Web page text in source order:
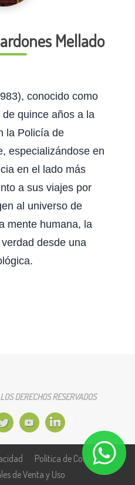
Mellado
conocido como
quince años a la
la Policía de
especializándose en
en el lado más
a sus viajes por
al universo de
mente humana, la
desde una
DERECHOS RESERVADOS
Política de Cookies
de Venta y Uso